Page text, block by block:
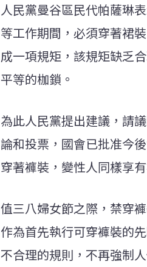
人民黨曼谷區民代帕薩琳
等工作期間，必須穿著裙
成一項規矩，該規矩缺乏
平等的枷鎖。
為此人民黨提出建議，請
論和投票，國會已批准今
穿著褲裝，變性人同樣享
值三八婦女節之際，禁穿
作為首先執行可穿褲裝的
不合理的規則，不再強制